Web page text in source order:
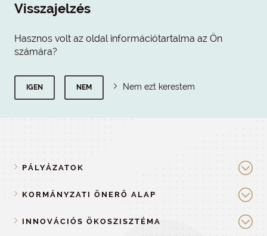
Visszajelzés
Hasznos volt az oldal információtartalma az Ön
számára?
IGEN NEM Nem ezt kerestem
PÁLYÁZATOK
KORMÁNYZATI ÖNERŐ ALAP
INNOVÁCIÓS ÖKOSZISZTÉMA